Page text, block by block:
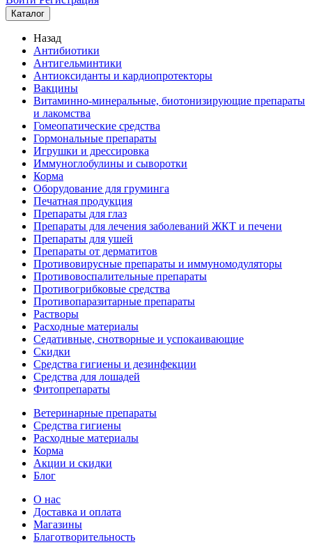
Каталог
Назад
Антибиотики
Антигельминтики
Антиоксиданты и кардиопротекторы
Вакцины
Витаминно-минеральные, биотонизирующие препараты
и лакомства
Гомеопатические средства
Гормональные препараты
Игрушки и дрессировка
Иммуноглобулины и сыворотки
Корма
Оборудование для груминга
Печатная продукция
Препараты для глаз
Препараты для лечения заболеваний ЖКТ и печени
Препараты для ушей
Препараты от дерматитов
Противовирусные препараты и иммуномодуляторы
Противовоспалительные препараты
Противогрибковые средства
Противопаразитарные препараты
Растворы
Расходные материалы
Седативные, снотворные и успокаивающие
Скидки
Средства гигиены и дезинфекции
Средства для лошадей
Фитопрепараты
Ветeринарные препараты
Средства гигиены
Расходные материалы
Корма
Акции и скидки
Блог
О нас
Доставка и оплата
Магазины
Благотворительность